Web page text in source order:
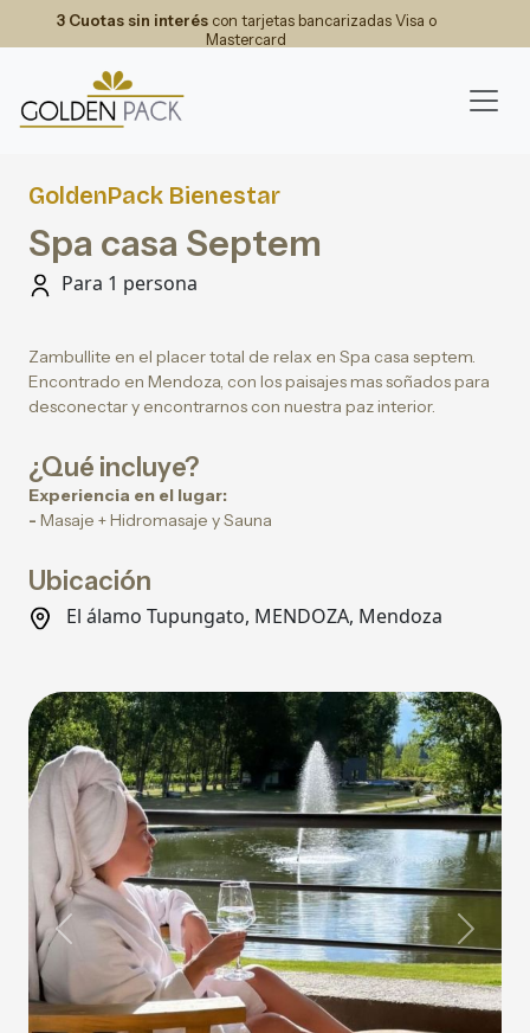
3 Cuotas sin interéscon tarjetas bancarizadas Visa o
Mastercard
GoldenPack Bienestar
Spa casa Septem
Para 1 persona
Zambullite en el placer total de relax en Spa casa septem.
Encontrado en Mendoza, con los paisajes mas soñados para
desconectar y encontrarnos con nuestra paz interior.
¿Qué incluye?
Experiencia en el lugar:
- Masaje + Hidromasaje y Sauna
Ubicación
El álamo Tupungato, MENDOZA, Mendoza
Previous Next